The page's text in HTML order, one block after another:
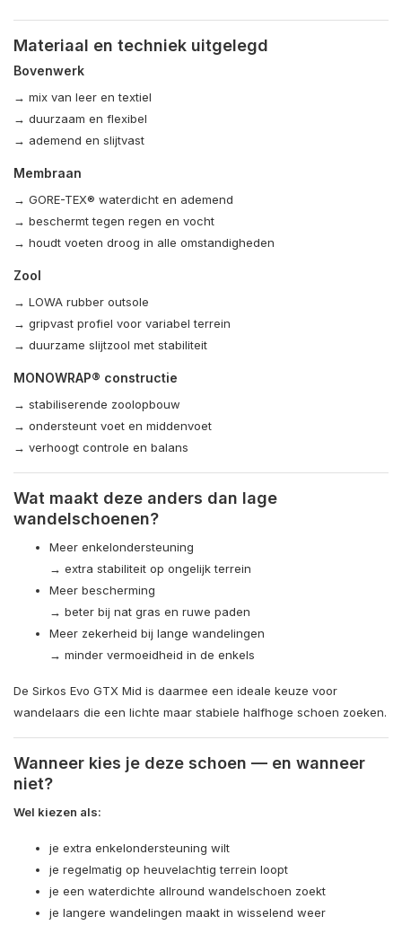
Materiaal en techniek uitgelegd
Bovenwerk
→ mix van leer en textiel
→ duurzaam en flexibel
→ ademend en slijtvast
Membraan
→ GORE-TEX® waterdicht en ademend
→ beschermt tegen regen en vocht
→ houdt voeten droog in alle omstandigheden
Zool
→ LOWA rubber outsole
→ gripvast profiel voor variabel terrein
→ duurzame slijtzool met stabiliteit
MONOWRAP® constructie
→ stabiliserende zoolopbouw
→ ondersteunt voet en middenvoet
→ verhoogt controle en balans
Wat maakt deze anders dan lage
wandelschoenen?
Meer enkelondersteuning
→ extra stabiliteit op ongelijk terrein
Meer bescherming
→ beter bij nat gras en ruwe paden
Meer zekerheid bij lange wandelingen
→ minder vermoeidheid in de enkels
De Sirkos Evo GTX Mid is daarmee een ideale keuze voor
wandelaars die een lichte maar stabiele halfhoge schoen zoeken.
Wanneer kies je deze schoen — en wanneer
niet?
Wel kiezen als:
je extra enkelondersteuning wilt
je regelmatig op heuvelachtig terrein loopt
je een waterdichte allround wandelschoen zoekt
je langere wandelingen maakt in wisselend weer